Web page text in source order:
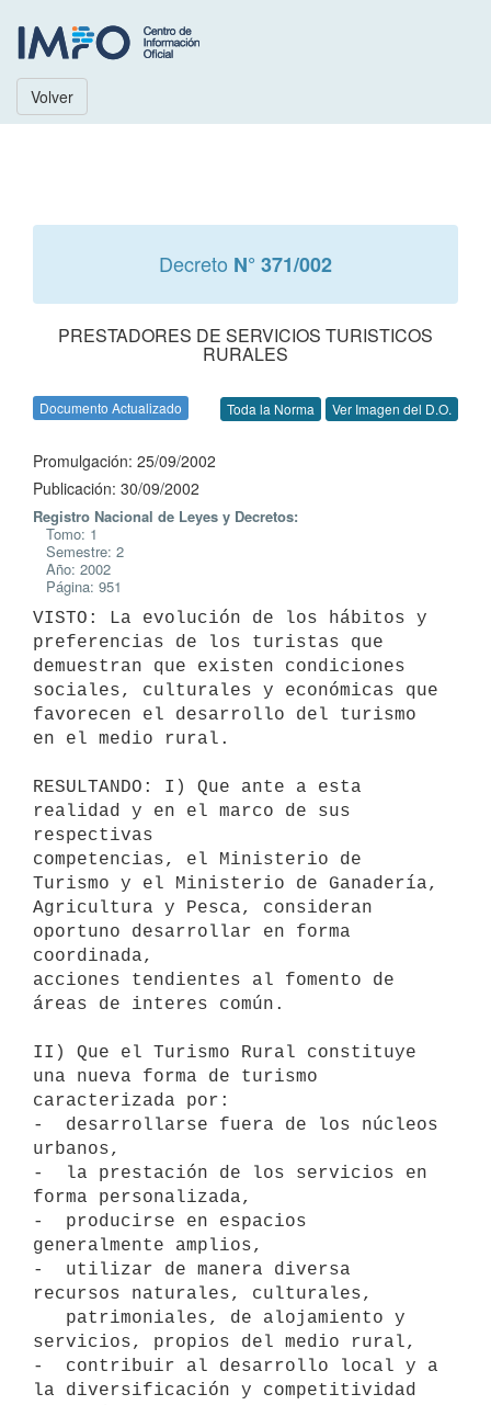
Volver
Decreto N° 371/002
PRESTADORES DE SERVICIOS TURISTICOS
RURALES
Documento Actualizado Toda la Norma Ver Imagen del D.O.
Promulgación: 25/09/2002
Publicación: 30/09/2002
Registro Nacional de Leyes y Decretos:
Tomo: 1
Semestre: 2
Año: 2002
Página: 951
VISTO: La evolución de los hábitos y
preferencias de los turistas que
demuestran que existen condiciones
sociales, culturales y económicas que
favorecen el desarrollo del turismo
en el medio rural.
RESULTANDO: I) Que ante a esta
realidad y en el marco de sus
respectivas
competencias, el Ministerio de
Turismo y el Ministerio de Ganadería,
Agricultura y Pesca, consideran
oportuno desarrollar en forma
coordinada,
acciones tendientes al fomento de
áreas de interes común.
II) Que el Turismo Rural constituye
una nueva forma de turismo
caracterizada por:
-  desarrollarse fuera de los núcleos
urbanos,
-  la prestación de los servicios en
forma personalizada,
-  producirse en espacios
generalmente amplios,
-  utilizar de manera diversa
recursos naturales, culturales,
servicios, propios del medio rural,
-  contribuir al desarrollo local y a
la diversificación y competitividad